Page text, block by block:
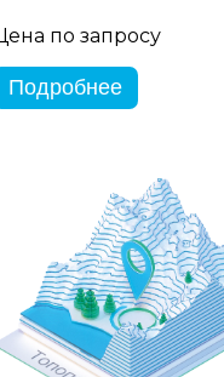
по запросу
Подробнее